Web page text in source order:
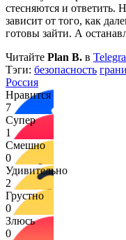
стесняются и ответить.
зависит от того, как
готовы зайти. А
Читайте Plan B. в
Тэги: безопасность
Россия
Нравится
7
Супер
1
Смешно
0
Удивительно
2
Грустно
0
Злюсь
0